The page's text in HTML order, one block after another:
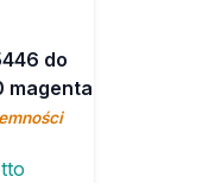
do
magenta